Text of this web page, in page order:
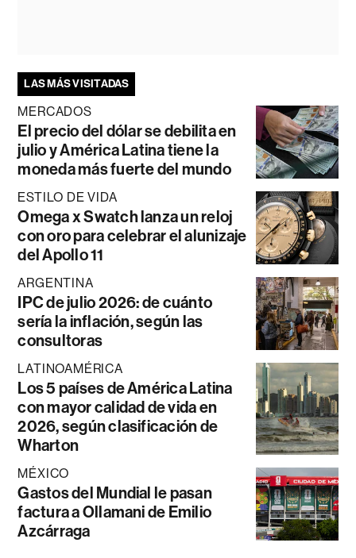
LAS MÁS VISITADAS
MERCADOS
El precio del dólar se debilita en
julio y América Latina tiene la
moneda más fuerte del mundo
ESTILO DE VIDA
Omega x Swatch lanza un reloj
con oro para celebrar el alunizaje
del Apollo 11
ARGENTINA
IPC de julio 2026: de cuánto
sería la inflación, según las
consultoras
LATINOAMÉRICA
Los 5 países de América Latina
con mayor calidad de vida en
2026, según clasificación de
Wharton
MÉXICO
Gastos del Mundial le pasan
factura a Ollamani de Emilio
Azcárraga